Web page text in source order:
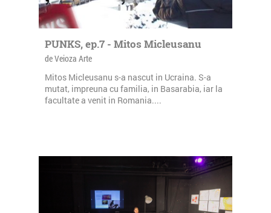
PUNKS, ep.7 - Mitos Micleusanu
de Veioza Arte
Mitos Micleusanu s-a nascut in Ucraina. S-a
mutat, impreuna cu familia, in Basarabia, iar la
facultate a venit in Romania....